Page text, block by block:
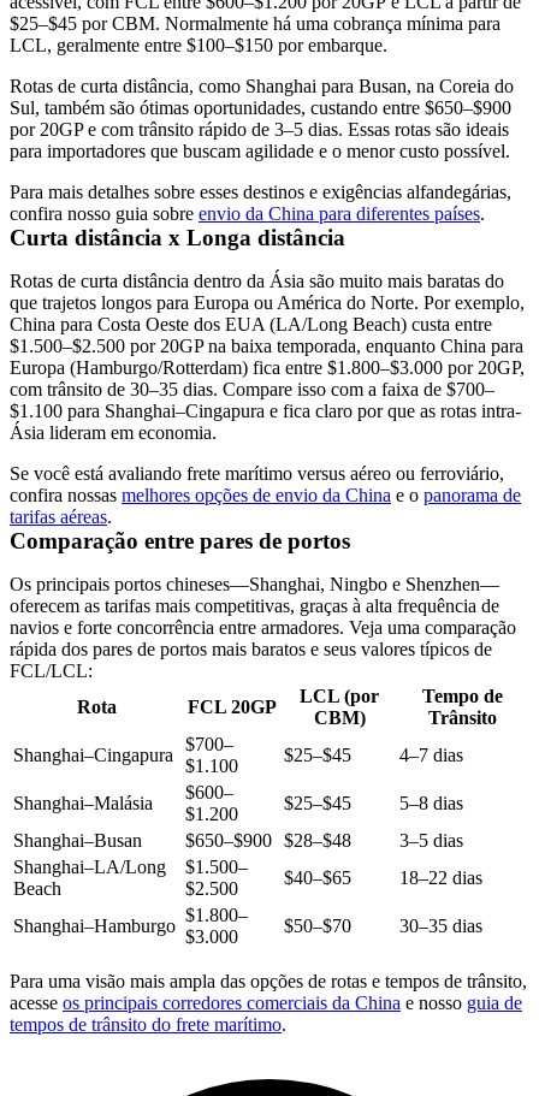
$25–$45 por CBM. Normalmente há uma cobrança mínima para
LCL, geralmente entre $100–$150 por embarque.
Rotas de curta distância, como Shanghai para Busan, na Coreia do
Sul, também são ótimas oportunidades, custando entre $650–$900
por 20GP e com trânsito rápido de 3–5 dias. Essas rotas são ideais
para importadores que buscam agilidade e o menor custo possível.
Para mais detalhes sobre esses destinos e exigências alfandegárias,
confira nosso guia sobre envio da China para diferentes países.
Curta distância x Longa distância
Rotas de curta distância dentro da Ásia são muito mais baratas do
que trajetos longos para Europa ou América do Norte. Por exemplo,
China para Costa Oeste dos EUA (LA/Long Beach) custa entre
$1.500–$2.500 por 20GP na baixa temporada, enquanto China para
Europa (Hamburgo/Rotterdam) fica entre $1.800–$3.000 por 20GP,
com trânsito de 30–35 dias. Compare isso com a faixa de $700–
$1.100 para Shanghai–Cingapura e fica claro por que as rotas intra-
Ásia lideram em economia.
Se você está avaliando frete marítimo versus aéreo ou ferroviário,
confira nossas melhores opções de envio da China e o panorama de
tarifas aéreas.
Comparação entre pares de portos
Os principais portos chineses—Shanghai, Ningbo e Shenzhen—
oferecem as tarifas mais competitivas, graças à alta frequência de
navios e forte concorrência entre armadores. Veja uma comparação
rápida dos pares de portos mais baratos e seus valores típicos de
FCL/LCL:
Rota
FCL 20GP
LCL (por
CBM)
Tempo de
Trânsito
Shanghai–Cingapura
$700–
$1.100
$25–$45 4–7 dias
Shanghai–Malásia
$600–
$1.200
$25–$45
5–8 dias
Shanghai–Busan
$650–$900 $28–$48
3–5 dias
Shanghai–LA/Long
Beach
$1.500–
$2.500
$40–$65 18–22 dias
Shanghai–Hamburgo
$1.800–
$3.000
$50–$70 30–35 dias
Para uma visão mais ampla das opções de rotas e tempos de trânsito,
acesse os principais corredores comerciais da China e nosso guia de
tempos de trânsito do frete marítimo.